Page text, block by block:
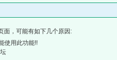
面，可能有如下几个原因:
使用此功能!!